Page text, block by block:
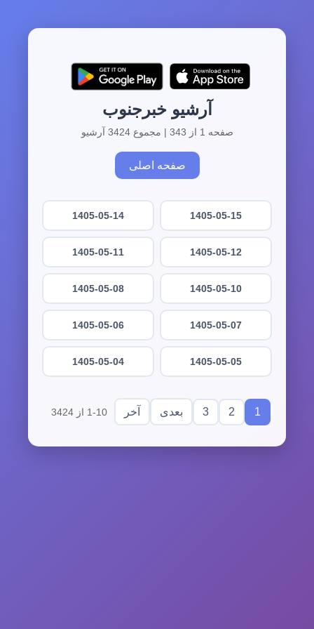
آرشیو خبرجنوب
صفحه 1 از 343 | مجموع 3424 آرشیو
صفحه اصلی
1405-05-15
1405-05-14
1405-05-12
1405-05-11
1405-05-10
1405-05-08
1405-05-07
1405-05-06
1405-05-05
1405-05-04
1
2
3 بعدی آخر 1-10 از 3424